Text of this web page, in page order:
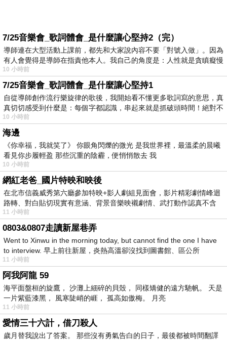
7/25音樂會_歌詞體會_是什麼讓心堅持2（完）
導師連在大型活動上課前，都先和大家說內容不要「對號入做」。因為
有人會覺得是導師在指責他本人。我自己的角度是：人性就是貪瞋癡慢
10 小時前
7/25音樂會_歌詞體會_是什麼讓心堅持1
自從導師創作流行樂旋律的歌後，我開始看不懂更多歌詞寫的意思，真
真切切感受到什麼是：每個字都認識，串起來就是抓破頭時間！絕對不
10 小時前
海邊
《你幸福，我就笑了》 你眼角閃爍的微光 是我世界裡，最溫柔的晨曦
看見你步履輕盈 那些沉重的陰霾，便悄悄散去 我
10 小時前
網紅老爸_國片特映和映後
在北市信義威秀第六廳參加特映+影人劇組見面會，影片精彩劇情峰迴
路轉、對白貼切現實有意涵、背景音樂映襯劇情、武打動作認真不含
糊、
11 小時前
0803&0807走讀新屋巷弄
Went to Xinwu in the morning today, but cannot find the one I have
to interview. 早上前往新屋，炎熱高溫卻沒找到圖書館、區公所
11 小時前
阿我阿龍 59
海平面盤桓的旋鷹， 沙灘上細碎的貝殼， 同樣矯健的遠方馳帆。 天是
一片紫藍漆黑， 風寒陡峭的崕， 孤高如傲梅。 月亮
11 小時前
愛情三十六計，借刀殺人
歲月替我說出了答案。 那些沒有勇氣告白的日子，最後都被時間翻譯